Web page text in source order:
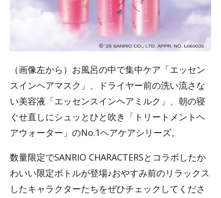
（画像左から）お風呂の中で集中ケア「エッセン
スインヘアマスク」、ドライヤー前の洗い流さな
い美容液「エッセンスインヘアミルク」、朝の寝
ぐせ直しにシュッとひと吹き「トリートメントヘ
アウォーター」のNo.1ヘアケアシリーズ。
数量限定でSANRIO CHARACTERSとコラボしたか
わいい限定ボトルが登場♪おやすみ前のリラックス
したキャラクターたちをぜひチェックしてくださ